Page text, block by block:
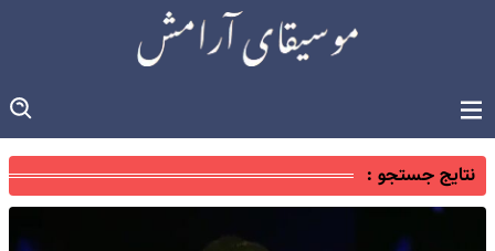
نتایج جستجو :